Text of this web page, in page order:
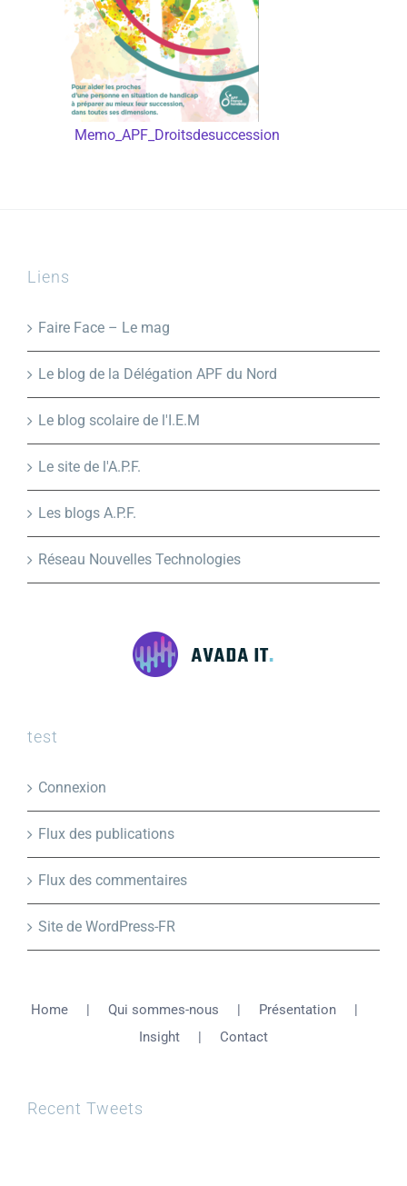
Memo_APF_Droitsdesuccession
Liens
Faire Face – Le mag
Le blog de la Délégation APF du Nord
Le blog scolaire de l'I.E.M
Le site de l'A.P.F.
Les blogs A.P.F.
Réseau Nouvelles Technologies
test
Connexion
Flux des publications
Flux des commentaires
Site de WordPress-FR
Home Qui sommes-nous
Présentation
Insight
Contact
Recent Tweets